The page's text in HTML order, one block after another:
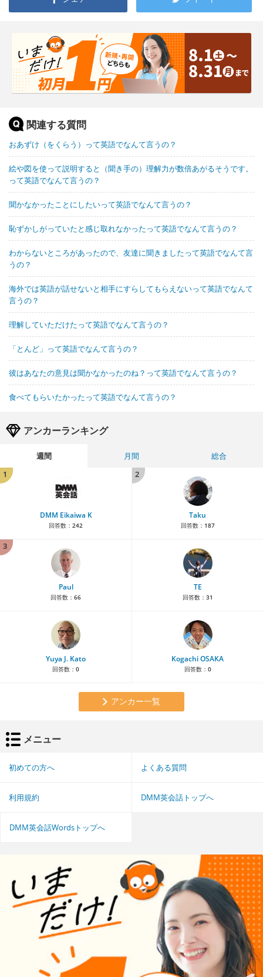
関連する質問
おあずけ（をくらう）って英語でなんて言うの？
絵や図を使って説明すると（聞き手の）理解力が数倍あがるそうです。
って英語でなんて言うの？
聞かなかったことにしたいって英語でなんて言うの？
恥ずかしがっていたと感じ取れなかったって英語でなんて言うの？
わからないところがあったので、友達に聞きましたって英語でなんて言
うの？
海外では英語が話せないと相手にすらしてもらえないって英語でなんて
言うの？
理解していただけたって英語でなんて言うの？
「とんど」って英語でなんて言うの？
彼はあなたの意見は聞かなかったのね？って英語でなんて言うの？
食べてもらいたかったって英語でなんて言うの？
アンカーランキング
週間 月間
総合
1
DMM Eikaiwa K
回答数： 242
2
Taku
回答数： 187
3
Paul
回答数： 66
TE
回答数： 31
Yuya J. Kato
回答数： 0
Kogachi OSAKA
回答数： 0
アンカー一覧
メニュー
初めての方へ よくある質問
利用規約 DMM英会話トップへ
DMM英会話Wordsトップへ